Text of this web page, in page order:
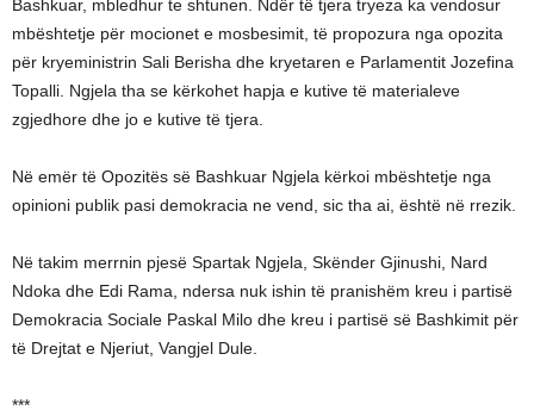
Bashkuar, mbledhur te shtunen. Ndër të tjera tryeza ka vendosur
mbështetje për mocionet e mosbesimit, të propozura nga opozita
për kryeministrin Sali Berisha dhe kryetaren e Parlamentit Jozefina
Topalli. Ngjela tha se kërkohet hapja e kutive të materialeve
zgjedhore dhe jo e kutive të tjera.
Në emër të Opozitës së Bashkuar Ngjela kërkoi mbështetje nga
opinioni publik pasi demokracia ne vend, sic tha ai, është në rrezik.
Në takim merrnin pjesë Spartak Ngjela, Skënder Gjinushi, Nard
Ndoka dhe Edi Rama, ndersa nuk ishin të pranishëm kreu i partisë
Demokracia Sociale Paskal Milo dhe kreu i partisë së Bashkimit për
të Drejtat e Njeriut, Vangjel Dule.
***